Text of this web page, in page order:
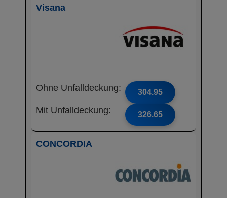
Visana
Ohne Unfalldeckung: 304.95
Mit Unfalldeckung: 326.65
CONCORDIA